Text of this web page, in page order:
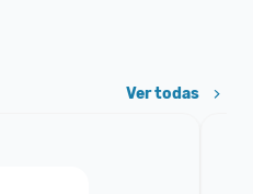
Ver todas